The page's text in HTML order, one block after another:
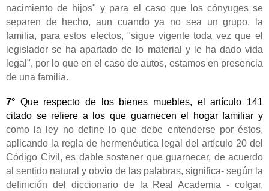
nacimiento de hijos" y para el caso que los cónyuges se
separen de hecho, aun cuando ya no sea un grupo, la
familia, para estos efectos, "sigue vigente toda vez que el
legislador se ha apartado de lo material y le ha dado vida
legal", por lo que en el caso de autos, estamos en presencia
de una familia.
7° Que respecto de los bienes muebles, el artículo 141
citado se refiere a los que guarnecen el hogar familiar y
como la ley no define lo que debe entenderse por éstos,
aplicando la regla de hermenéutica legal del artículo 20 del
Código Civil, es dable sostener que guarnecer, de acuerdo
al sentido natural y obvio de las palabras, significa- según la
definición del diccionario de la Real Academia - colgar,